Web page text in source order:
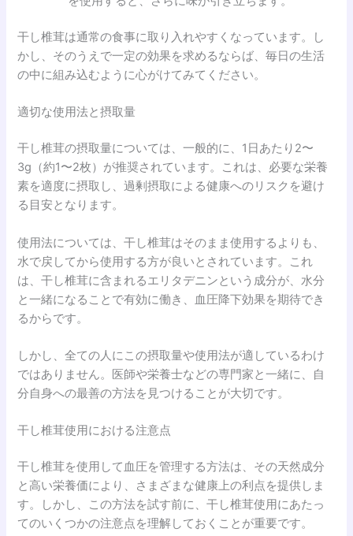
干し椎茸は通常の食事に取り入れやすくなっています。し
かし、そのうえで一定の効果を求めるならば、毎日の生活
の中に組み込むように心がけてみてください。
適切な使用法と摂取量
干し椎茸の摂取量については、一般的に、1日あたり2〜
3g（約1〜2枚）が推奨されています。これは、必要な栄養
素を適度に摂取し、過剰摂取による健康へのリスクを避け
る目安となります。
使用法については、干し椎茸はそのまま使用するよりも、
水で戻してから使用する方が良いとされています。これ
は、干し椎茸に含まれるエリタデニンという成分が、水分
と一緒になることで有効に働き、血圧降下効果を期待でき
るからです。
しかし、全ての人にこの摂取量や使用法が適しているわけ
ではありません。医師や栄養士などの専門家と一緒に、自
分自身への最善の方法を見つけることが大切です。
干し椎茸使用における注意点
干し椎茸を使用して血圧を管理する方法は、その天然成分
と高い栄養価により、さまざまな健康上の利点を提供しま
す。しかし、この方法を試す前に、干し椎茸使用にあたっ
てのいくつかの注意点を理解しておくことが重要です。